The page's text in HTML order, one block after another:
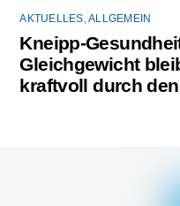
AKTUELLES,ALLGEMEIN
Kneipp-
Gleichgewicht
kraftvoll durch